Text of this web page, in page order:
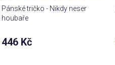
Pánské tričko - Nikdy neser
houbaře
446 Kč